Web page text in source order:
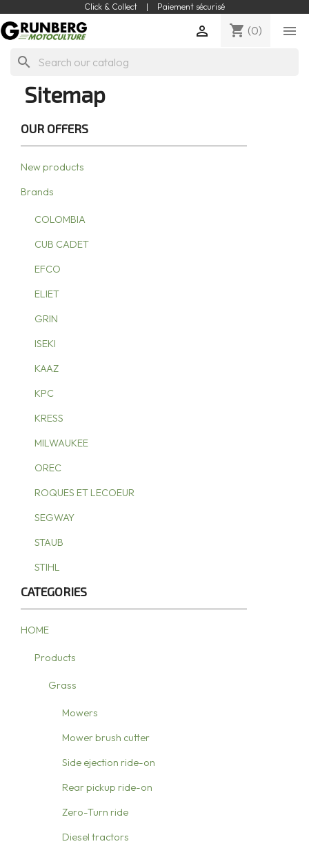
Click & Collect | Paiement sécurisé

shopping_cart (0)

search
Sitemap
OUR OFFERS
New products
Brands
COLOMBIA
CUB CADET
EFCO
ELIET
GRIN
ISEKI
KAAZ
KPC
KRESS
MILWAUKEE
OREC
ROQUES ET LECOEUR
SEGWAY
STAUB
STIHL
CATEGORIES
HOME
Products
Grass
Mowers
Mower brush cutter
Side ejection ride-on
Rear pickup ride-on
Zero-Turn ride
Diesel tractors